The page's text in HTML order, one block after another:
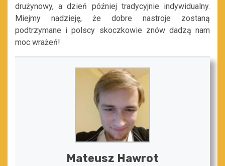
drużynowy, a dzień później tradycyjnie indywidualny.
Miejmy nadzieję, że dobre nastroje zostaną
podtrzymane i polscy skoczkowie znów dadzą nam
moc wrażeń!
Mateusz Hawrot